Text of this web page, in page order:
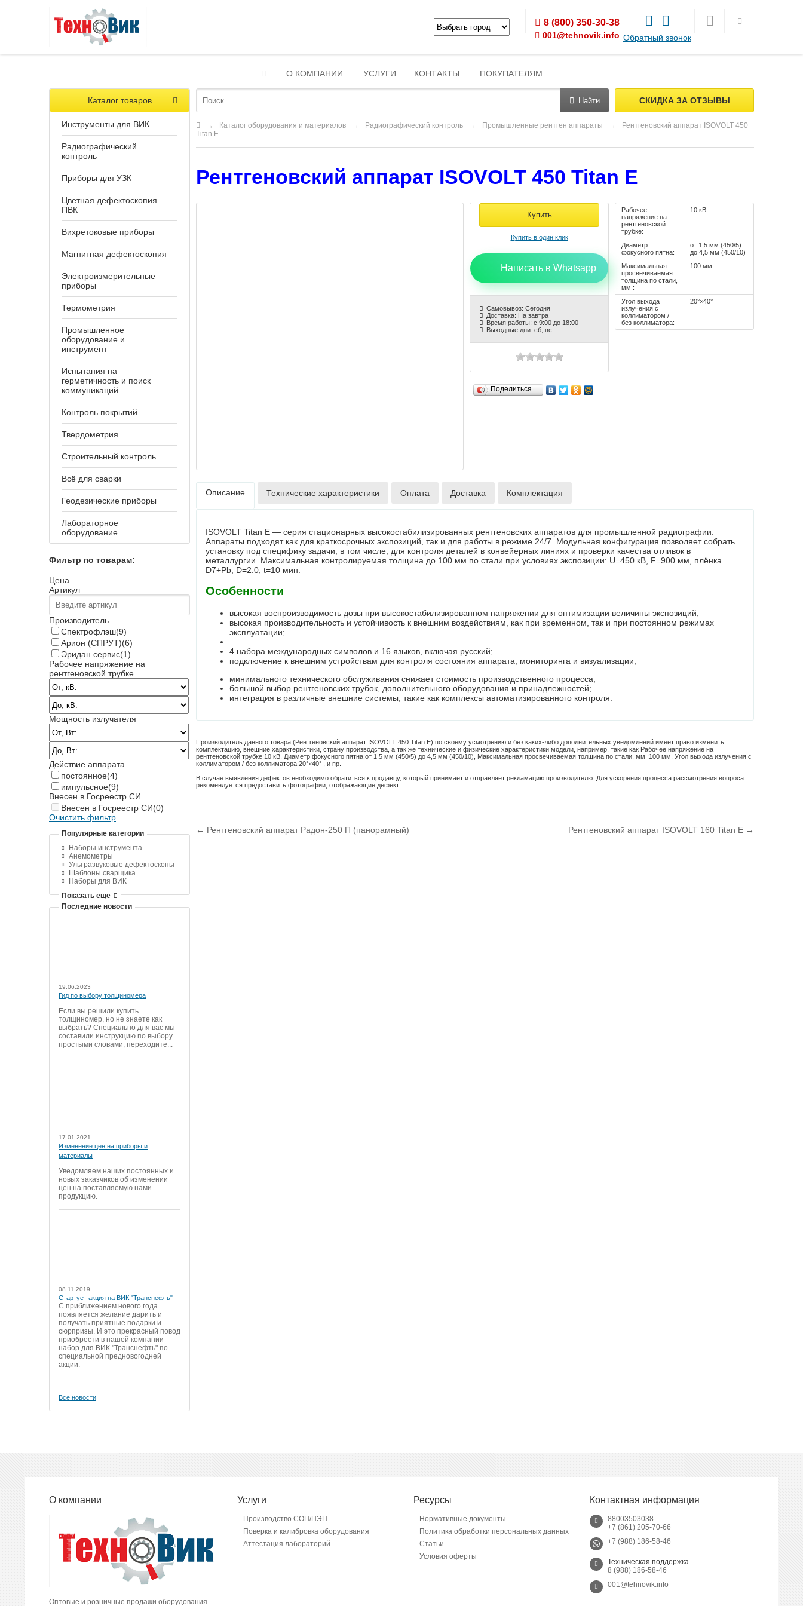
Обратный звонок
8 (800) 350-30-38
001@tehnovik.info
О КОМПАНИИ УСЛУГИ КОНТАКТЫ ПОКУПАТЕЛЯМ
Каталог товаров
Инструменты для ВИК
Радиографический
контроль
Приборы для УЗК
Цветная дефектоскопия
ПВК
Вихретоковые приборы
Магнитная дефектоскопия
Электроизмерительные
приборы
Термометрия
Промышленное
оборудование и
инструмент
Испытания на
герметичность и поиск
коммуникаций
Контроль покрытий
Твердометрия
Строительный контроль
Всё для сварки
Геодезические приборы
Лабораторное
оборудование
Фильтр по товарам:
Цена
Артикул
Производитель
Спектрофлэш(9)
Арион (СПРУТ)(6)
Эридан сервис(1)
Рабочее напряжение на
рентгеновской трубке
Мощность излучателя
Действие аппарата
постоянное(4)
импульсное(9)
Внесен в Госреестр СИ
Внесен в Госреестр СИ(0)
Очистить фильтр
Популярные категории
Наборы инструмента
Анемометры
Ультразвуковые дефектоскопы
Шаблоны сварщика
Наборы для ВИК
Показать еще
Последние новости
19.06.2023
Гид по выбору толщиномера
Если вы решили купить
толщиномер, но не знаете как
выбрать? Специально для вас мы
составили инструкцию по выбору
простыми словами, переходите...
17.01.2021
Изменение цен на приборы и
материалы
Уведомляем наших постоянных и
новых заказчиков об изменении
цен на поставляемую нами
продукцию.
08.11.2019
Стартует акция на ВИК "Транснефть"
С приближением нового года
появляется желание дарить и
получать приятные подарки и
сюрпризы. И это прекрасный повод
приобрести в нашей компании
набор для ВИК "Транснефть" по
специальной предновогодней
акции.
Все новости
Найти СКИДКА ЗА ОТЗЫВЫ
→ Каталог оборудования и материалов → Радиографический контроль → Промышленные рентген аппараты →
Рентгеновский аппарат ISOVOLT 450
Titan E
Рентгеновский аппарат ISOVOLT 450 Titan E
Написать в Whatsapp
Самовывоз: Сегодня
Доставка: На завтра
Время работы: с 9:00 до 18:00
Выходные дни: сб, вс
Поделиться…
Рабочее
напряжение на
рентгеновской
трубке:
10 кВ
Диаметр
фокусного пятна:
от 1,5 мм (450/5)
до 4,5 мм (450/10)
Максимальная
просвечиваемая
толщина по стали,
мм :
100 мм
Угол выхода
излучения с
коллиматором /
без коллиматора:
20°×40°
Описание Технические характеристики Оплата Доставка Комплектация
ISOVOLT Titan E — серия стационарных высокостабилизированных рентгеновских аппаратов для промышленной радиографии.
Аппараты подходят как для краткосрочных экспозиций, так и для работы в режиме 24/7. Модульная конфигурация позволяет собрать
установку под специфику задачи, в том числе, для контроля деталей в конвейерных линиях и проверки качества отливок в
металлургии. Максимальная контролируемая толщина до 100 мм по стали при условиях экспозиции: U=450 кВ, F=900 мм, плёнка
D7+Pb , D=2.0, t=10 мин.
Особенности
высокая воспроизводимость дозы при высокостабилизированном напряжении для оптимизации величины экспозиций;
высокая производительность и устойчивость к внешним воздействиям, как при временном, так и при постоянном режимах
эксплуатации;
4 набора международных символов и 16 языков, включая русский;
подключение к внешним устройствам для контроля состояния аппарата, мониторинга и визуализации;
минимального технического обслуживания снижает стоимость производственного процесса;
большой выбор рентгеновских трубок, дополнительного оборудования и принадлежностей;
интеграция в различные внешние системы, такие как комплексы автоматизированного контроля.
Производитель данного товара (Рентгеновский аппарат ISOVOLT 450 Titan E) по своему усмотрению и без каких-либо дополнительных уведомлений имеет право изменить
комплектацию, внешние характеристики, страну производства, а так же технические и физические характеристики модели, например, такие как Рабочее напряжение на
рентгеновской трубке:10 кВ Диаметр фокусного пятна:от 1,5 мм (450/5) до 4,5 мм (450/10) Максимальная просвечиваемая толщина по стали, мм :100 мм Угол выхода излучения с
коллиматором / без коллиматора:20°×40°
, и пр.
В случае выявления дефектов необходимо обратиться к продавцу, который принимает и отправляет рекламацию производителю. Для ускорения процесса рассмотрения вопроса
рекомендуется предоставить фотографии, отображающие дефект.
← Рентгеновский аппарат Радон-250 П (панорамный) Рентгеновский аппарат ISOVOLT 160 Titan E →
О компании
Оптовые и розничные продажи оборудования
Услуги
Производство СОП/ПЭП
Поверка и калибровка оборудования
Аттестация лабораторий
Ресурсы
Нормативные документы
Политика обработки персональных данных
Статьи
Условия оферты
Контактная информация
88003503038
+7 (861) 205-70-66
+7 (988) 186-58-46
Техническая поддержка
8 (988) 186-58-46
001@tehnovik.info